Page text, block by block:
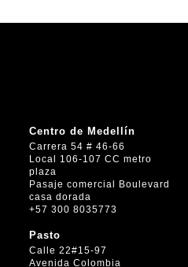
Centro de Medellín
Carrera 54 # 46-66
Local 106-107 CC metro
plaza
Pasaje comercial Boulevard
casa dorada
+57 300 8035773
Pasto
Calle 22#15-97
Avenida Colombia